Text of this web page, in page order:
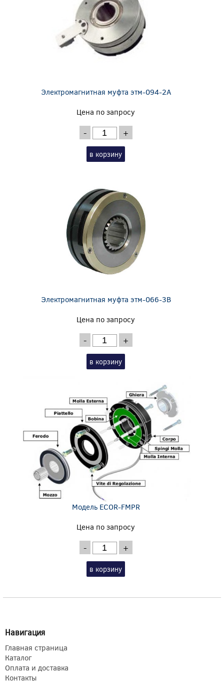
Электромагнитная муфта этм-094-2А
Цена по запросу
- +
в корзину
Электромагнитная муфта этм-066-3В
Цена по запросу
- +
в корзину
Модель ECOR-FMPR
Цена по запросу
- +
в корзину
Навигация
Главная страница
Каталог
Оплата и доставка
Контакты